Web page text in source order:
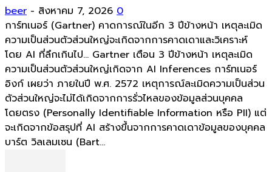
beer - สิงหาคม 7, 2026 0
การ์ทเนอร์ (Gartner) คาดการณ์ในอีก 3 ปีข้างหน้า เหตุละเมิด
ความเป็นส่วนตัวส่วนใหญ่จะเกิดจากการคาดเดาและวิเคราะห์
โดย AI ที่ลึกเกินไป... Gartner เตือน 3 ปีข้างหน้า เหตุละเมิด
ความเป็นส่วนตัวส่วนใหญ่เกิดจาก AI Inferences การ์ทเนอร์
อิงก์ เผยว่า ภายในปี พ.ศ. 2572 เหตุการณ์ละเมิดความเป็นส่วน
ตัวส่วนใหญ่จะไม่ได้เกิดจากการรั่วไหลของข้อมูลส่วนบุคคล
โดยตรง (Personally Identifiable Information หรือ PII) แต่
จะเกิดจากข้อสรุปที่ AI สร้างขึ้นจากการคาดเดาข้อมูลของบุคคล
บาร์ต วิลเลมเซน (Bart...